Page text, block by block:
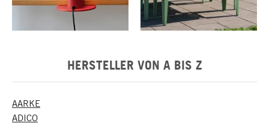
HERSTELLER VON A BIS Z
AARKE
ADICO